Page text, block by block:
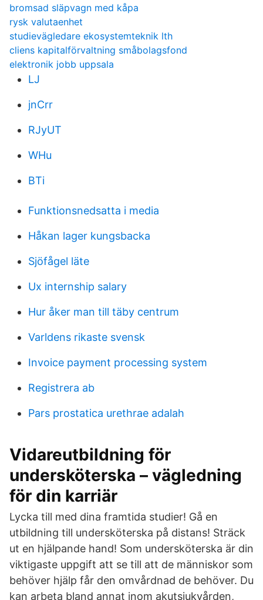
bromsad släpvagn med kåpa
rysk valutaenhet
studievägledare ekosystemteknik lth
cliens kapitalförvaltning småbolagsfond
elektronik jobb uppsala
LJ
jnCrr
RJyUT
WHu
BTi
Funktionsnedsatta i media
Håkan lager kungsbacka
Sjöfågel läte
Ux internship salary
Hur åker man till täby centrum
Varldens rikaste svensk
Invoice payment processing system
Registrera ab
Pars prostatica urethrae adalah
Vidareutbildning för
undersköterska – vägledning
för din karriär
Lycka till med dina framtida studier! Gå en
utbildning till undersköterska på distans! Sträck
ut en hjälpande hand! Som undersköterska är din
viktigaste uppgift att se till att de människor som
behöver hjälp får den omvårdnad de behöver. Du
kan arbeta bland annat inom akutsjukvården,